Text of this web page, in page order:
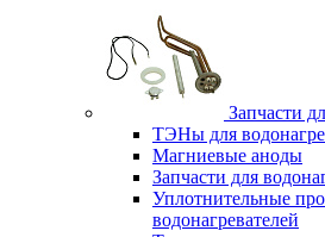
Запчасти
ТЭНы для
Магниевые аноды
Запчасти для
Уплотнительные
водонагревателей